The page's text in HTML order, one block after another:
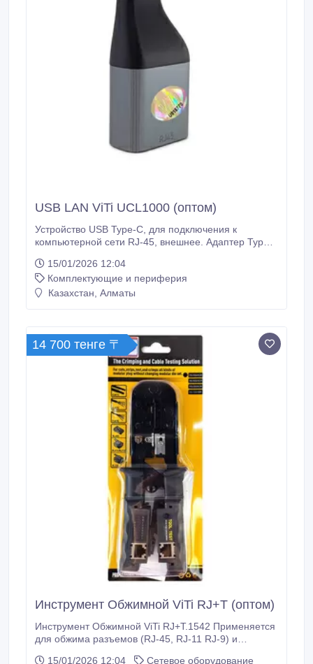
USB LAN ViTi UCL1000 (оптом)
Устройство USB Type-C, для подключения к
компьютерной сети RJ-45, внешнее. Адаптер Type-
ноутбук или планшет к модему, обеспечивая
быстрый и стабильный интернет сигнал. Работает с
любыми современными девайсами с разъемом
15/01/2026 12:04
Комплектующие и периферия
Казахстан, Алматы
14 700 тенге 〒
Инструмент Обжимной ViTi RJ+T (оптом)
Инструмент Обжимной ViTi RJ+T.1542 Применяется
для обжима разъемов (RJ-45, RJ-11 RJ-9) и
15/01/2026 12:04 Сетевое оборудование